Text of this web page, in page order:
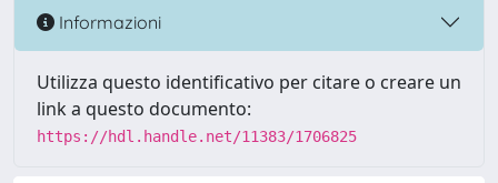
Informazioni
Utilizza questo identificativo per citare o creare un
link a questo documento:
https://hdl.handle.net/11383/1706825